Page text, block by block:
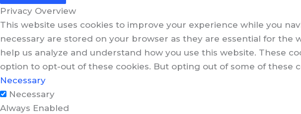
Privacy Overview
This website uses cookies to improve your experience while you
necessary are stored on your browser as they are essential for
help us analyze and understand how you use this website. These
option to opt-out of these cookies. But opting out of some of these
Necessary
Necessary
Always Enabled